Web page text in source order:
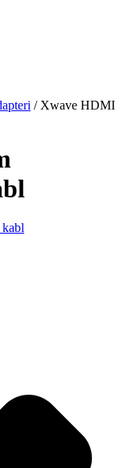
/ Xwave HDMI